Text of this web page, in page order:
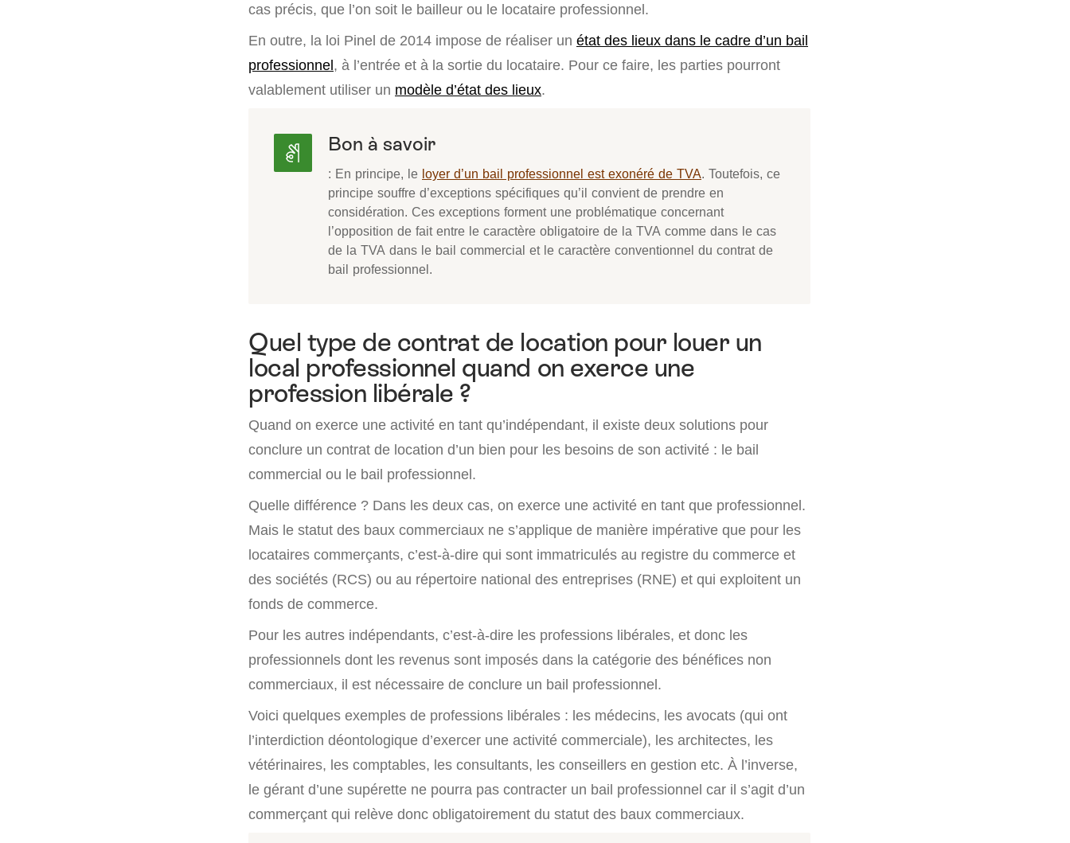
cas précis, que l’on soit le bailleur ou le locataire professionnel.
En outre, la loi Pinel de 2014 impose de réaliser un état des lieux dans le cadre d’un bail
professionnel, à l’entrée et à la sortie du locataire. Pour ce faire, les parties pourront
valablement utiliser un modèle d’état des lieux.
Bon à savoir
: En principe, le loyer d’un bail professionnel est exonéré de TVA. Toutefois, ce
principe souffre d’exceptions spécifiques qu’il convient de prendre en
considération. Ces exceptions forment une problématique concernant
l’opposition de fait entre le caractère obligatoire de la TVA comme dans le cas
de la TVA dans le bail commercial et le caractère conventionnel du contrat de
bail professionnel.
Quel type de contrat de location pour louer un
local professionnel quand on exerce une
profession libérale ?
Quand on exerce une activité en tant qu’indépendant, il existe deux solutions pour
conclure un contrat de location d’un bien pour les besoins de son activité : le bail
commercial ou le bail professionnel.
Quelle différence ? Dans les deux cas, on exerce une activité en tant que professionnel.
Mais le statut des baux commerciaux ne s’applique de manière impérative que pour les
locataires commerçants, c’est-à-dire qui sont immatriculés au registre du commerce et
des sociétés (RCS) ou au répertoire national des entreprises (RNE) et qui exploitent un
fonds de commerce.
Pour les autres indépendants, c’est-à-dire les professions libérales, et donc les
professionnels dont les revenus sont imposés dans la catégorie des bénéfices non
commerciaux, il est nécessaire de conclure un bail professionnel.
Voici quelques exemples de professions libérales : les médecins, les avocats (qui ont
l’interdiction déontologique d’exercer une activité commerciale), les architectes, les
vétérinaires, les comptables, les consultants, les conseillers en gestion etc. À l’inverse,
le gérant d’une supérette ne pourra pas contracter un bail professionnel car il s’agit d’un
commerçant qui relève donc obligatoirement du statut des baux commerciaux.